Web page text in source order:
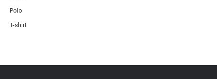
Polo
T-shirt